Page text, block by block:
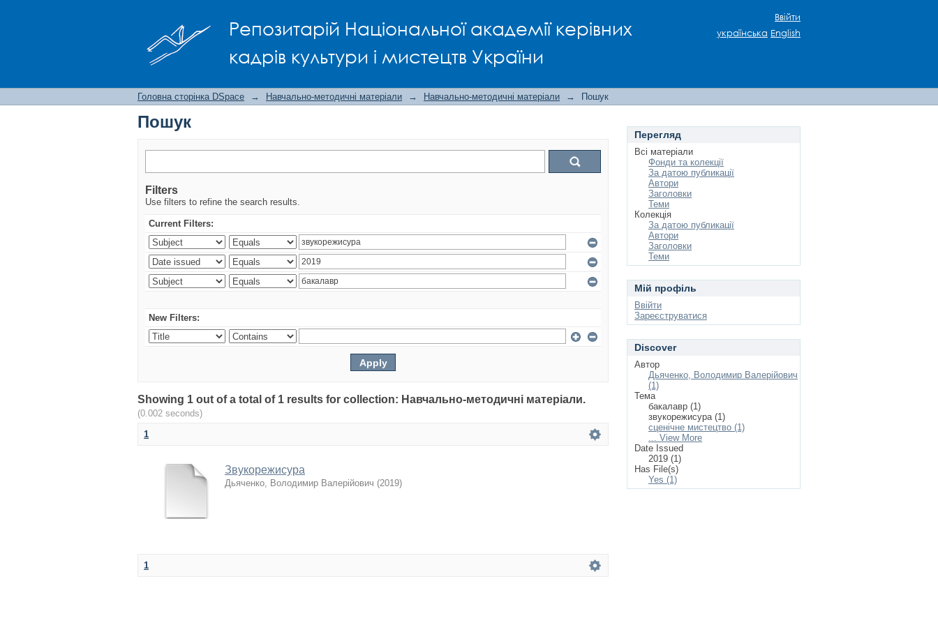
Репозитарій Національної академії керівних
кадрів культури і мистецтв України
Ввійти
українська English
Головна сторінка DSpace → Навчально-методичні матеріали → Навчально-методичні матеріали → Пошук
Пошук
Filters
Use filters to refine the search results.
Current Filters:
New Filters:
Showing 1 out of a total of 1 results for collection: Навчально-методичні матеріали.
(0.002 seconds)
1
Звукорежисура
Дьяченко, Володимир Валерійович (2019)
1
Перегляд
Всі матеріали
Фонди та колекції
За датою публикації
Автори
Заголовки
Теми
Колекція
За датою публикації
Автори
Заголовки
Теми
Мій профіль
Ввійти
Зареєструватися
Discover
Автор
Дьяченко, Володимир Валерійович
(1)
Тема
бакалавр (1)
звукорежисура (1)
сценічне мистецтво (1)
... View More
Date Issued
2019 (1)
Has File(s)
Yes (1)